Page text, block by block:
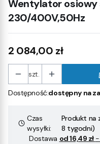
Wentylator
230/400V,50Hz
Cena
2 084,00 zł
szt.
Dostępność:dostępny na
Czas
wysyłki:
Produkt na
8 tygodni)
Dostawa od 16,49 zł -